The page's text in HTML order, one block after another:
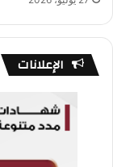
الإعلانات